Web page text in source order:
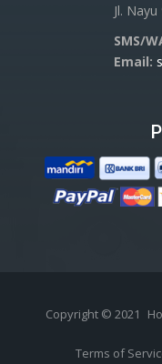
Jl.
SMS/
Email:
Copyright © 2021
Terms of